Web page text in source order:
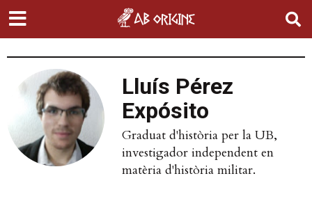
Lluís Pérez
Expósito
Graduat d'història per la UB,
investigador independent en
matèria d'història militar.